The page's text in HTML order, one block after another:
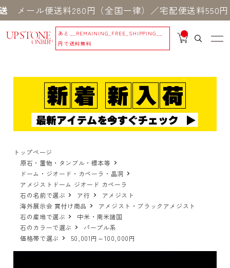
便送料280円（全国一律）／宅配便送料550円 ※
あと
__REMAINING_FREE_SHIPPING__
円で送料無料
__
IT
_
トップページ
原石・置物・タンブル・標本等
ドーム・ジオード・カペーラ・晶洞
アメジストドーム ジオード カペーラ
石の名前で選ぶ
ア行
アメジスト
海外展示会 買付け商品
アメジスト・ブラックアメジスト
石の産地で選ぶ
中米・南米諸国
石のカラーで選ぶ
パープル系
価格帯で選ぶ
50,001円～100,000円